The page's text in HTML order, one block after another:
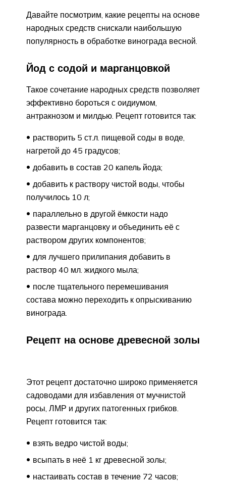
Давайте посмотрим, какие рецепты на основе
народных средств снискали наибольшую
популярность в обработке винограда весной.
Йод с содой и марганцовкой
Такое сочетание народных средств позволяет
эффективно бороться с оидиумом,
антракнозом и милдью. Рецепт готовится так:
растворить 5 ст.л. пищевой соды в воде,
нагретой до 45 градусов;
добавить в состав 20 капель йода;
добавить к раствору чистой воды, чтобы
получилось 10 л;
параллельно в другой ёмкости надо
развести марганцовку и объединить её с
раствором других компонентов;
для лучшего прилипания добавить в
раствор 40 мл. жидкого мыла;
после тщательного перемешивания
состава можно переходить к опрыскиванию
винограда.
Рецепт на основе древесной золы
Этот рецепт достаточно широко применяется
садоводами для избавления от мучнистой
росы, ЛМР и других патогенных грибков.
Рецепт готовится так:
взять ведро чистой воды;
всыпать в неё 1 кг древесной золы;
настаивать состав в течение 72 часов;